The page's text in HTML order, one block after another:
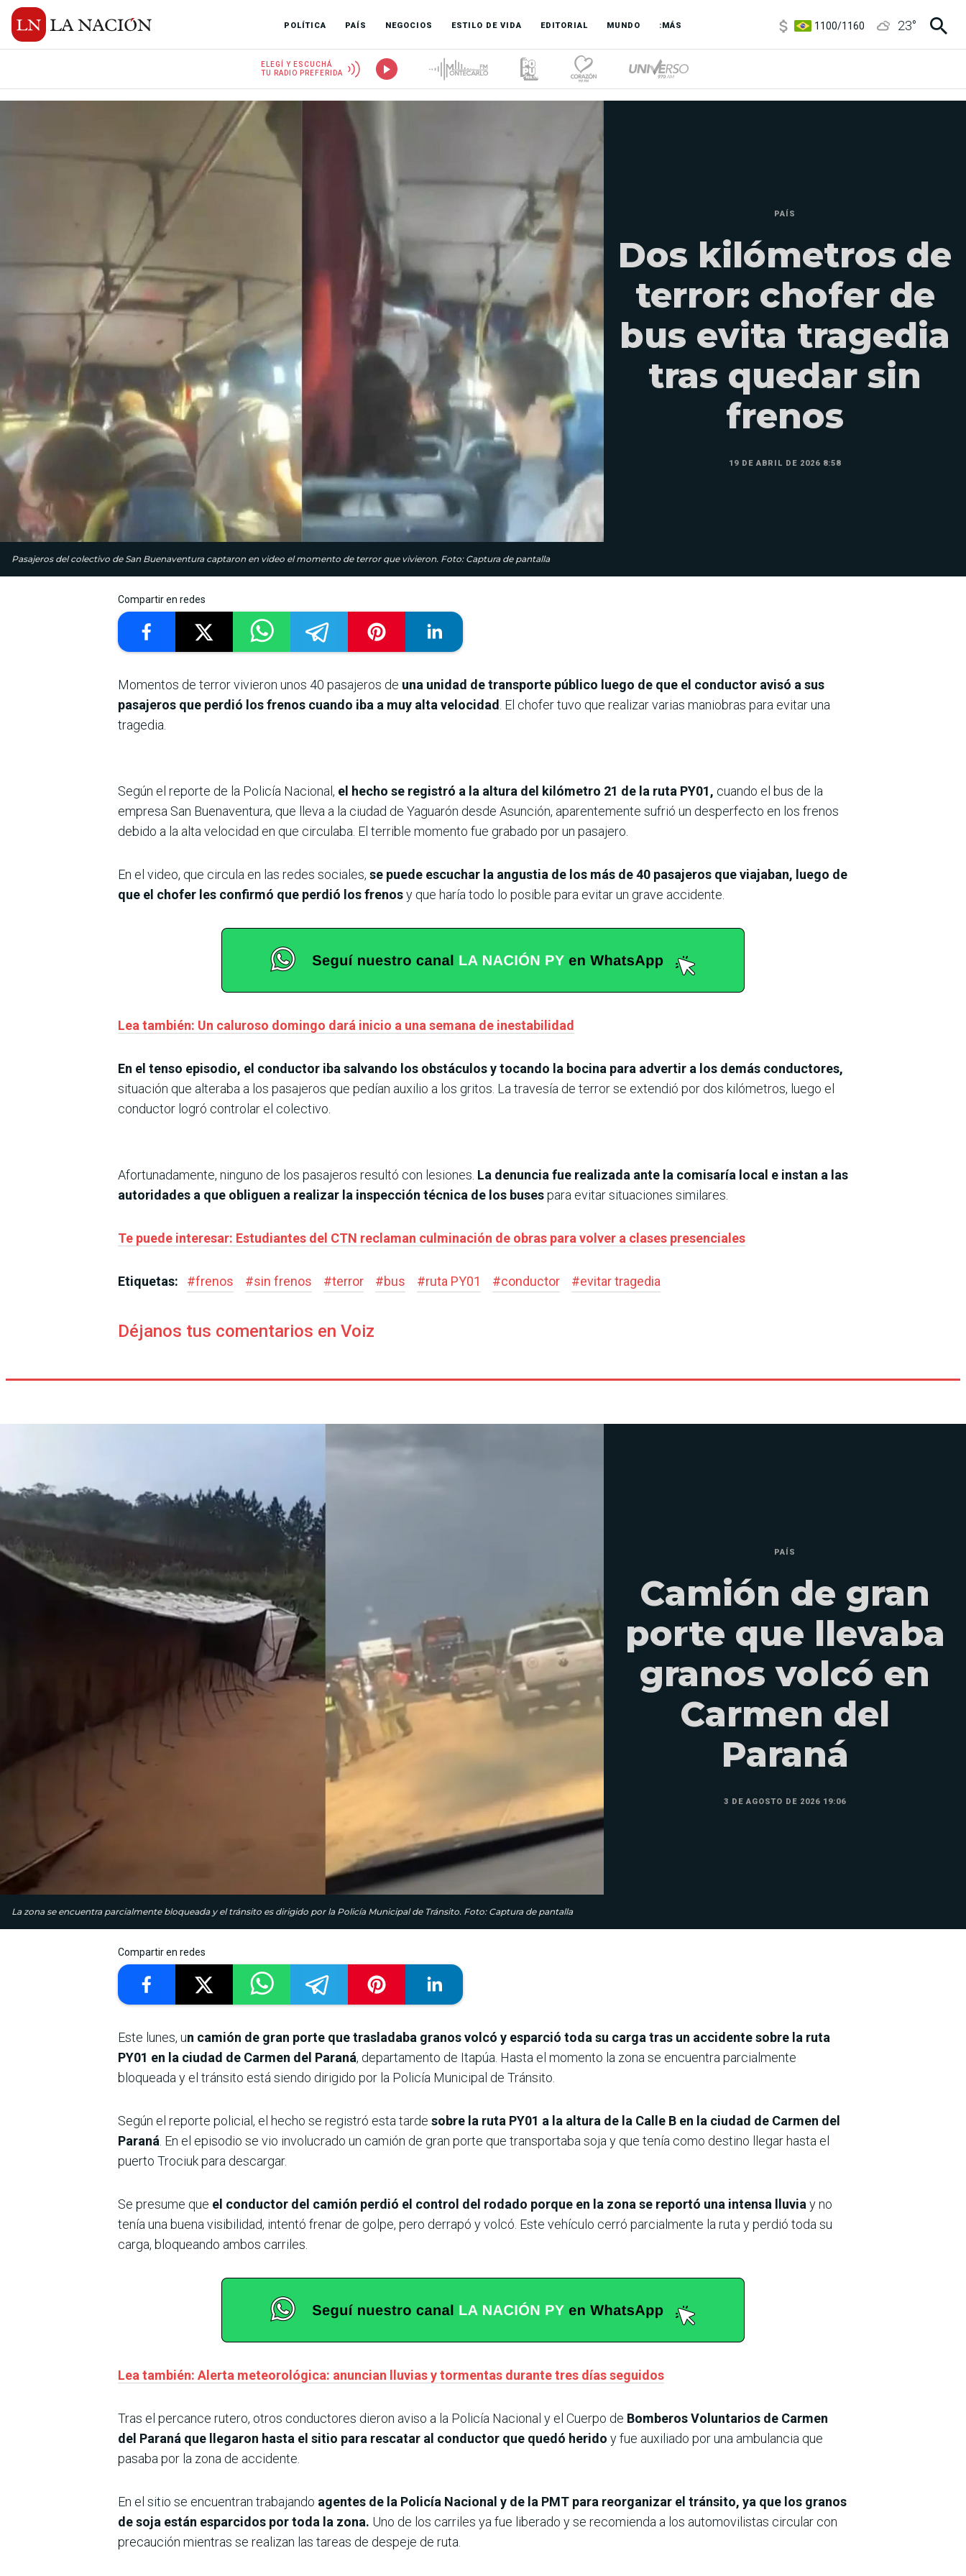
POLÍTICA PAÍS NEGOCIOS ESTILO DE VIDA EDITORIAL MUNDO :MÁS
3,8/4
23°
ELEGÍ Y ESCUCHÁ
TU RADIO PREFERIDA
Pasajeros del colectivo de San Buenaventura captaron en video el momento de terror que vivieron. Foto: Captura de pantalla
PAÍS
Dos kilómetros de
terror: chofer de
bus evita tragedia
tras quedar sin
frenos
19 DE ABRIL DE 2026 8:58
Compartir en redes
Momentos de terror vivieron unos 40 pasajeros de una unidad de transporte público luego de que el conductor avisó a sus
pasajeros que perdió los frenos cuando iba a muy alta velocidad. El chofer tuvo que realizar varias maniobras para evitar una
tragedia.
Según el reporte de la Policía Nacional, el hecho se registró a la altura del kilómetro 21 de la ruta PY01, cuando el bus de la
empresa San Buenaventura, que lleva a la ciudad de Yaguarón desde Asunción, aparentemente sufrió un desperfecto en los frenos
debido a la alta velocidad en que circulaba. El terrible momento fue grabado por un pasajero.
En el video, que circula en las redes sociales, se puede escuchar la angustia de los más de 40 pasajeros que viajaban, luego de
que el chofer les confirmó que perdió los frenosy que haría todo lo posible para evitar un grave accidente.
Lea también: Un caluroso domingo dará inicio a una semana de inestabilidad
En el tenso episodio, el conductor iba salvando los obstáculos y tocando la bocina para advertir a los demás conductores,
situación que alteraba a los pasajeros que pedían auxilio a los gritos. La travesía de terror se extendió por dos kilómetros, luego el
conductor logró controlar el colectivo.
Afortunadamente, ninguno de los pasajeros resultó con lesiones. La denuncia fue realizada ante la comisaría local e instan a las
autoridades a que obliguen a realizar la inspección técnica de los busespara evitar situaciones similares.
Te puede interesar: Estudiantes del CTN reclaman culminación de obras para volver a clases presenciales
Etiquetas: #frenos #sin frenos #terror #bus #ruta PY01 #conductor #evitar tragedia
Déjanos tus comentarios en Voiz
La zona se encuentra parcialmente bloqueada y el tránsito es dirigido por la Policía Municipal de Tránsito. Foto: Captura de pantalla
PAÍS
Camión de gran
porte que llevaba
granos volcó en
Carmen del
Paraná
3 DE AGOSTO DE 2026 19:06
Compartir en redes
Este lunes, un camión de gran porte que trasladaba granos volcó y esparció toda su carga tras un accidente sobre la ruta
PY01 en la ciudad de Carmen del Paraná, departamento de Itapúa. Hasta el momento la zona se encuentra parcialmente
bloqueada y el tránsito está siendo dirigido por la Policía Municipal de Tránsito.
Según el reporte policial, el hecho se registró esta tarde sobre la ruta PY01 a la altura de la Calle B en la ciudad de Carmen del
Paraná . En el episodio se vio involucrado un camión de gran porte que transportaba soja y que tenía como destino llegar hasta el
puerto Trociuk para descargar.
Se presume que el conductor del camión perdió el control del rodado porque en la zona se reportó una intensa lluvia y no
tenía una buena visibilidad, intentó frenar de golpe, pero derrapó y volcó. Este vehículo cerró parcialmente la ruta y perdió toda su
carga, bloqueando ambos carriles.
Lea también: Alerta meteorológica: anuncian lluvias y tormentas durante tres días seguidos
Tras el percance rutero, otros conductores dieron aviso a la Policía Nacional y el Cuerpo de Bomberos Voluntarios de Carmen
del Paraná que llegaron hasta el sitio para rescatar al conductor que quedó herido y fue auxiliado por una ambulancia que
pasaba por la zona de accidente.
En el sitio se encuentran trabajando agentes de la Policía Nacional y de la PMT para reorganizar el tránsito, ya que los granos
de soja están esparcidos por toda la zona. Uno de los carriles ya fue liberado y se recomienda a los automovilistas circular con
precaución mientras se realizan las tareas de despeje de ruta.